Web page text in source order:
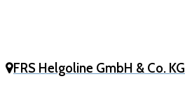
FRS Helgoline GmbH & Co. KG